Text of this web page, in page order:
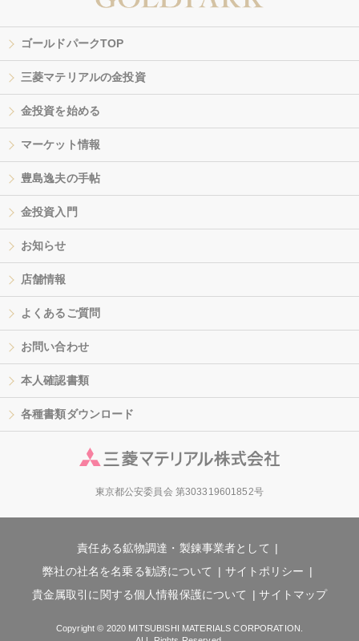
ゴールドパークTOP
三菱マテリアルの金投資
金投資を始める
マーケット情報
豊島逸夫の手帖
金投資入門
お知らせ
店舗情報
よくあるご質問
お問い合わせ
本人確認書類
各種書類ダウンロード
東京都公安委員会 第303319601852号
責任ある鉱物調達・製錬事業者として
弊社の社名を名乗る勧誘について
サイトポリシー
貴金属取引に関する個人情報保護について
サイトマップ
Copyright © 2020 MITSUBISHI MATERIALS CORPORATION.